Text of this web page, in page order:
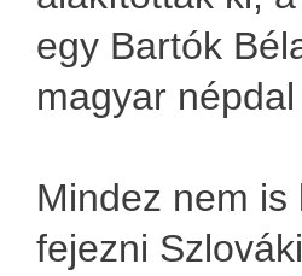
egy Bartók
magyar
Mindez nem
fejezni